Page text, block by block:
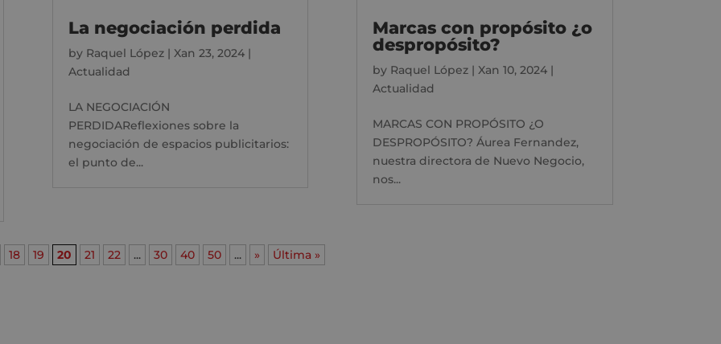
La negociación perdida
by Raquel López| Xan 23, 2024|
Actualidad
LA NEGOCIACIÓN
PERDIDAReflexiones sobre la
negociación de espacios publicitarios:
el punto de...
Marcas con propósito ¿o
despropósito?
by Raquel López| Xan 10, 2024|
Actualidad
MARCAS CON PROPÓSITO ¿O
DESPROPÓSITO? Áurea Fernandez,
nuestra directora de Nuevo Negocio,
nos...
18 19 20 21 22 ... 30 40 50 ... » Última »